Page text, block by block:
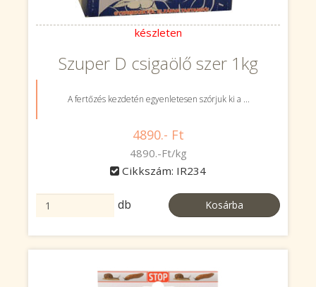
készleten
Szuper D csigaölő szer 1kg
A fertőzés kezdetén egyenletesen szórjuk ki a ...
4890.- Ft
4890.-Ft/kg
Cikkszám: IR234
db Kosárba